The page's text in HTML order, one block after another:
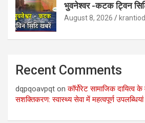
भुवनेश्वर -कटक ट्विन
August 8, 2026
Recent Comments
dqpqoavpqt onकॉर्पोरेट सामाजिक दायित्व
सशक्तिकरण: स्वास्थ्य सेवा में महत्वपूर्ण उपलब्धियां